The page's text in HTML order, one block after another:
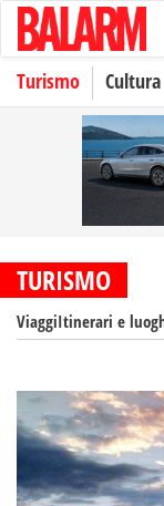
Turismo Cultura
TURISMO
ViaggiItinerari e